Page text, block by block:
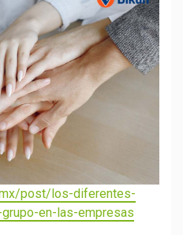
post/los-diferentes-
en-las-empresas